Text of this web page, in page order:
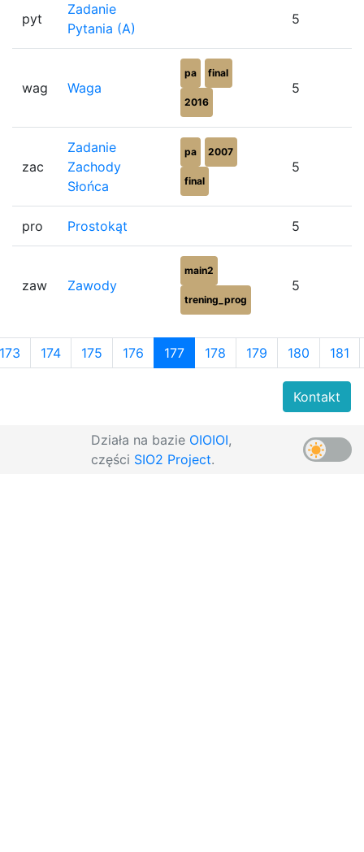
pyt
Zadanie
Pytania (A)
5
wag Waga
pa final
2016
5
zac
Zadanie
Zachody
Słońca
pa 2007
final
5
pro Prostokąt 5
zaw Zawody
main2
trening_prog
5
174 175 176 177 178 179 180 181
Działa na bazie OIOIOI,
części SIO2 Project.
Kontakt